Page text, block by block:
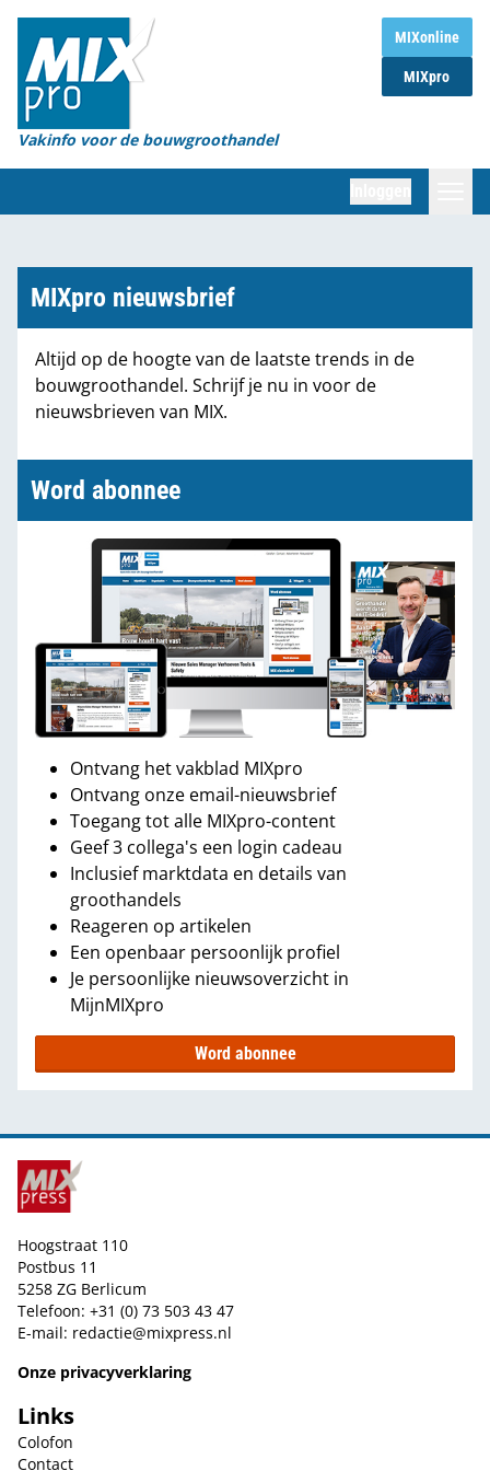
MIXonline
MIXpro
Vakinfo voor de bouwgroothandel
Home
Magazines
Organisaties
Marktcijfers
Partners
MIXpro nieuwsbrief
Altijd op de hoogte van de laatste trends in de
bouwgroothandel. Schrijf je nu in voor de
nieuwsbrieven van MIX.
Word abonnee
Ontvang het vakblad MIXpro
Ontvang onze email-nieuwsbrief
Toegang tot alle MIXpro-content
Geef 3 collega's een login cadeau
Inclusief marktdata en details van
groothandels
Reageren op artikelen
Een openbaar persoonlijk profiel
Je persoonlijke nieuwsoverzicht in
MijnMIXpro
Word abonnee
Hoogstraat 110
Postbus 11
5258 ZG Berlicum
Telefoon: +31 (0) 73 503 43 47
E-mail: redactie@mixpress.nl
Onze privacyverklaring
Links
Colofon
Contact